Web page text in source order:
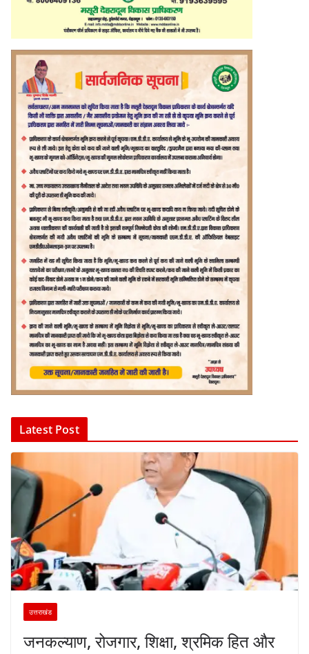
Latest Post
उत्तराखंड
जनकल्याण, रोजगार, शिक्षा, श्रमिक हित और